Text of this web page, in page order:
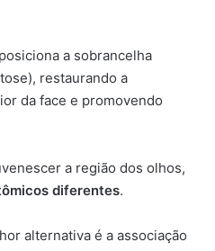
a sobrancelha
restaurando a
da face e promovendo
a região dos olhos,
diferentes.
alternativa é a associação